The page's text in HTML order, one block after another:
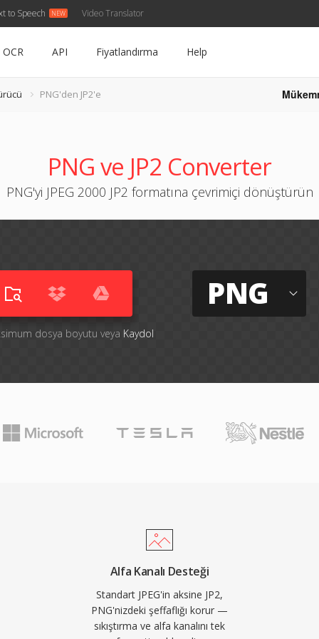
to Speech Video Translator
OCR API Fiyatlandırma Help
PNG'den JP2'e
PNG ve JP2 Converter
PNG'yi JPEG 2000 JP2 formatına çevrimiçi dönüştürün
dosya boyutu veya Kaydol
PNG
Alfa Kanalı Desteği
Standart JPEG'in aksine JP2,
PNG'nizdeki şeffaflığı korur —
sıkıştırma ve alfa kanalını tek